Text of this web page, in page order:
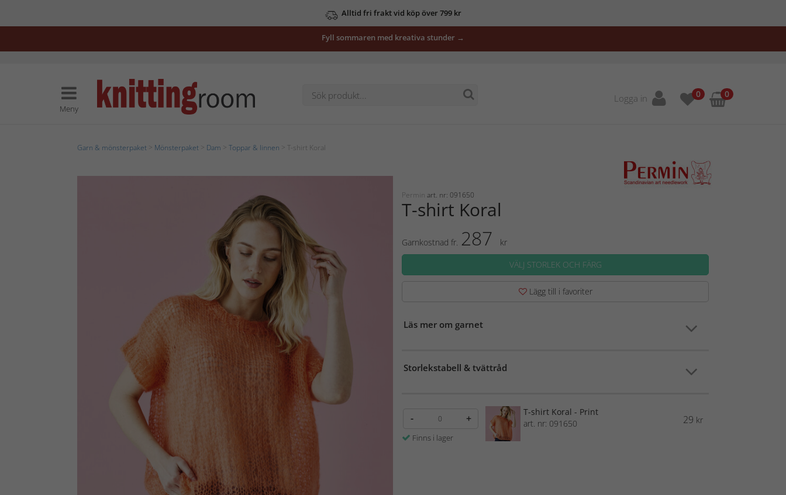
Alltid fri frakt vid köp över 799 kr
Fyll sommaren med kreativa stunder →
Meny
Logga in 0 0
Garn & mönsterpaket Mönsterpaket Dam Toppar & linnen > T-shirt Koral
Permin art. nr: 091650
T-shirt Koral
Garnkostnad fr. 287
kr
VÄLJ STORLEK OCH FÄRG
Lägg till i favoriter
Läs mer om garnet
Storlekstabell & tvättråd
- +
Finns i lager
T-shirt Koral - Print
art. nr: 091650
29 kr